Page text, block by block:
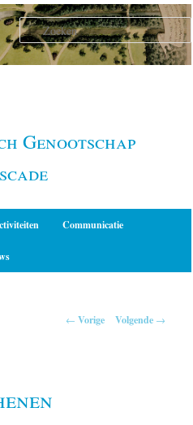
Genootschap
Communicatie
← Vorige Volgende →